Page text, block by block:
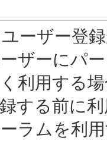
ーザー登
ザーにパ
利用する
する前に
ラムを利